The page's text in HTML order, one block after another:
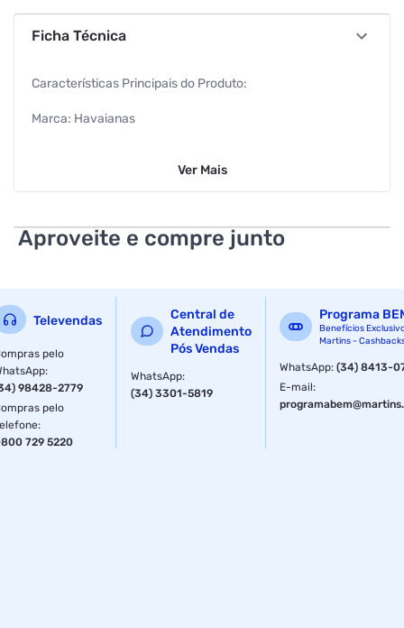
Ficha Técnica
Características Principais do Produto:
Marca: Havaianas
Material: Borracha
Características Adicionais:
Visual romântico e delicado
Conforto característico da marca
Estampa floral charmosa
Versátil para compor diversos looks
Ver Mais
Aproveite e compre junto
Televendas
pelo
:
98428-2779
pelo
:
729 5220
Central de
Atendimento
Pós Vendas
WhatsApp:
(34) 3301-5819
Programa
Benefícios
Martins -
WhatsApp:(34) 8413-
E-mail: